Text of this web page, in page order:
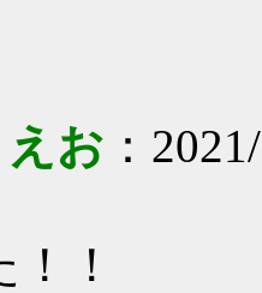
お ：
！